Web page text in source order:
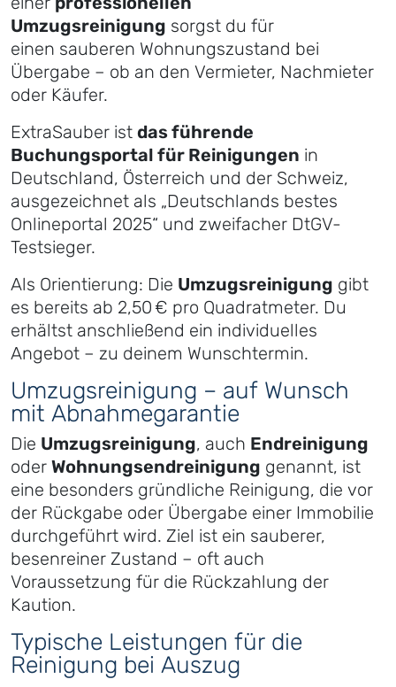
Umzugsreinigung sorgst du für
einen sauberen Wohnungszustand bei
Übergabe – ob an den Vermieter, Nachmieter
oder Käufer.
ExtraSauber ist das führende
Buchungsportal für Reinigungen in
Deutschland, Österreich und der Schweiz,
ausgezeichnet als „Deutschlands bestes
Onlineportal 2025“ und zweifacher DtGV-
Testsieger.
Als Orientierung: Die Umzugsreinigung gibt
es bereits ab 2,50 € pro Quadratmeter. Du
erhältst anschließend ein individuelles
Angebot – zu deinem Wunschtermin.
Umzugsreinigung – auf Wunsch
mit Abnahmegarantie
Die Umzugsreinigung, auch Endreinigung
oder Wohnungsendreinigung genannt, ist
eine besonders gründliche Reinigung, die vor
der Rückgabe oder Übergabe einer Immobilie
durchgeführt wird. Ziel ist ein sauberer,
besenreiner Zustand – oft auch
Voraussetzung für die Rückzahlung der
Kaution.
Typische Leistungen für die
Reinigung bei Auszug